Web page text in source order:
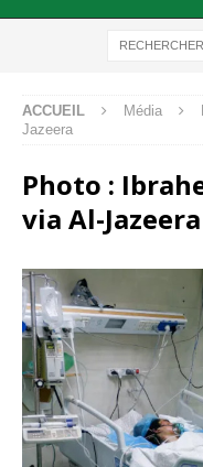
ACCUEIL Média
Jazeera
Photo :
via Al-Jazeera